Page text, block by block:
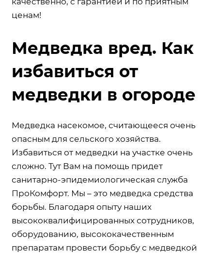
ценам!
Медведка вред. Как
избавиться от
медведки в огороде
Медведка насекомое, считающееся очень
опасным для сельского хозяйства.
Избавиться от медведки на участке очень
сложно. Тут Вам на помощь придет
санитарно-эпидемиологическая служба
ПроКомфорт. Мы – это медведка средства
борьбы. Благодаря опыту наших
высококвалифицированных сотрудников,
оборудованию, высококачественным
препаратам провести борьбу с медведкой